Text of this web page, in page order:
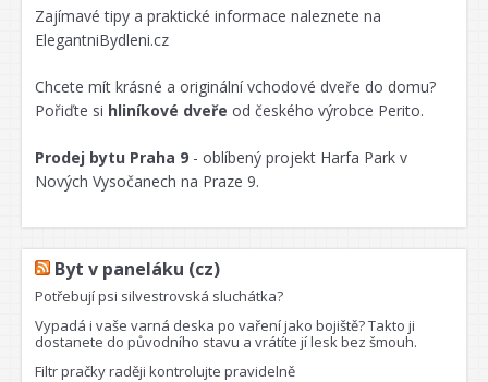
Zajímavétipy a praktické informace naleznete na
ElegantniBydleni.cz
Chcete mít krásné a originální vchodové dveře do domu?
Pořiďte si hliníkové dveře od českého výrobce Perito.
Prodej bytu Praha 9 - oblíbený projekt Harfa Park v
Nových Vysočanech na Praze 9.
Byt v paneláku (cz)
Potřebují psi silvestrovská sluchátka?
Vypadá i vaše varná deska po vaření jako bojiště? Takto ji
dostanete do původního stavu a vrátíte jí lesk bez šmouh.
Filtr pračky raději kontrolujte pravidelně